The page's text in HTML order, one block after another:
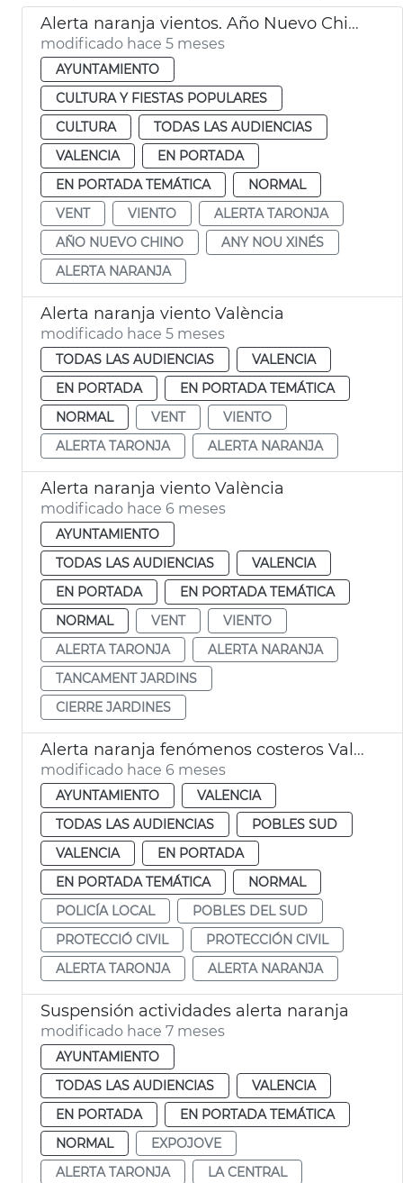
Alerta naranja vientos. Año Nuevo Chino València
modificado hace 5 meses
AYUNTAMIENTO
CULTURA Y FIESTAS POPULARES
CULTURA
TODAS LAS AUDIENCIAS
VALENCIA
EN PORTADA
EN PORTADA TEMÁTICA
NORMAL
VENT
VIENTO
ALERTA TARONJA
AÑO NUEVO CHINO
ANY NOU XINÉS
ALERTA NARANJA
Alerta naranja viento València
modificado hace 5 meses
TODAS LAS AUDIENCIAS
VALENCIA
EN PORTADA
EN PORTADA TEMÁTICA
NORMAL
VENT
VIENTO
ALERTA TARONJA
ALERTA NARANJA
Alerta naranja viento València
modificado hace 6 meses
AYUNTAMIENTO
TODAS LAS AUDIENCIAS
VALENCIA
EN PORTADA
EN PORTADA TEMÁTICA
NORMAL
VENT
VIENTO
ALERTA TARONJA
ALERTA NARANJA
TANCAMENT JARDINS
CIERRE JARDINES
Alerta naranja fenómenos costeros València
modificado hace 6 meses
AYUNTAMIENTO
VALENCIA
TODAS LAS AUDIENCIAS
POBLES SUD
VALENCIA
EN PORTADA
EN PORTADA TEMÁTICA
NORMAL
POLICÍA LOCAL
POBLES DEL SUD
PROTECCIÓ CIVIL
PROTECCIÓN CIVIL
ALERTA TARONJA
ALERTA NARANJA
Suspensión actividades alerta naranja
modificado hace 7 meses
AYUNTAMIENTO
TODAS LAS AUDIENCIAS
VALENCIA
EN PORTADA
EN PORTADA TEMÁTICA
NORMAL
EXPOJOVE
ALERTA TARONJA
LA CENTRAL